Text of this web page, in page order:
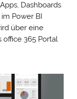
Dashboards
Power BI
über eine
365 Portal